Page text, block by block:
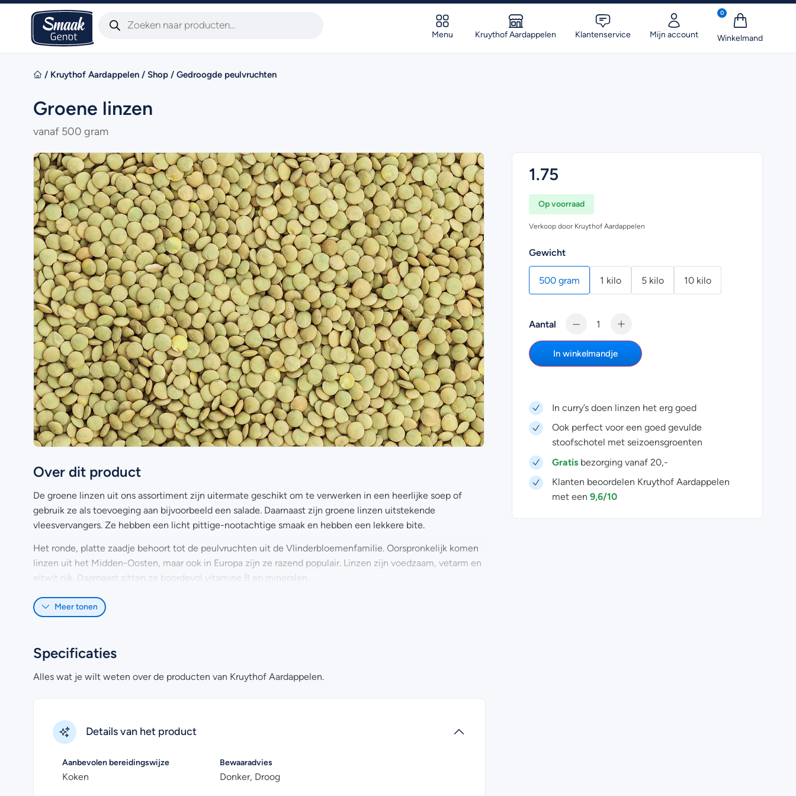
Menu Kruythof Aardappelen Klantenservice Mijn account
0
/ Kruythof Aardappelen / Shop / Gedroogde peulvruchten
Groene linzen
vanaf 500 gram
Over dit product
De groene linzen uit ons assortiment zijn uitermate geschikt om te verwerken in een heerlijke soep of
gebruik ze als toevoeging aan bijvoorbeeld een salade. Daarnaast zijn groene linzen uitstekende
vleesvervangers. Ze hebben een licht pittige-nootachtige smaak en hebben een lekkere bite.
Het ronde, platte zaadje behoort tot de peulvruchten uit de Vlinderbloemenfamilie. Oorspronkelijk komen
linzen uit het Midden-Oosten, maar ook in Europa zijn ze razend populair. Linzen zijn voedzaam, vetarm en
eitwit rijk. Daarnaast zitten ze boordevol vitamine B en mineralen.
Meer tonen
Specificaties
Alles wat je wilt weten over de producten van Kruythof Aardappelen.
Details van het product
Aanbevolen bereidingswijze
Koken
Bewaaradvies
Donker, Droog
1.75
Op voorraad
Verkoop door Kruythof Aardappelen
Gewicht
500 gram 1 kilo 5 kilo 10 kilo
Aantal
In winkelmandje
In curry’s doen linzen het erg goed
Ook perfect voor een goed gevulde
stoofschotel met seizoensgroenten
Gratisbezorging vanaf 20,-
Klanten beoordelen Kruythof Aardappelen
met een 9,6/10